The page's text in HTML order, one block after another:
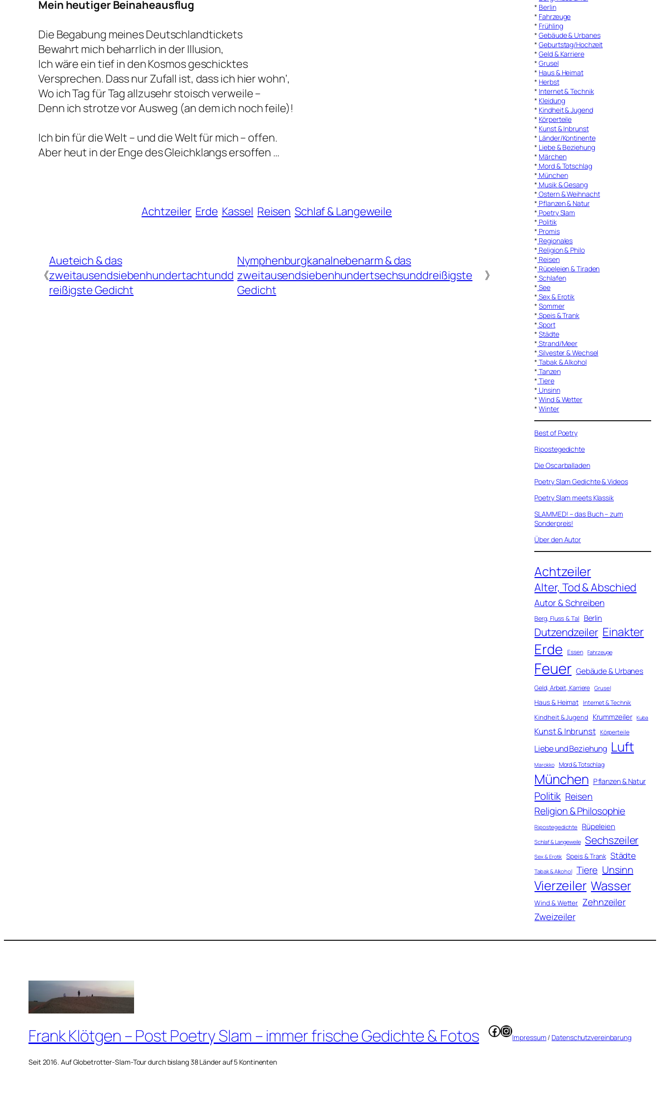
Mein heutiger Beinaheausflug
Die Begabung meines Deutschlandtickets
Bewahrt mich beharrlich in der Illusion,
Ich wäre ein tief in den Kosmos geschicktes
Versprechen. Dass nur Zufall ist, dass ich hier wohn‘,
Wo ich Tag für Tag allzusehr stoisch verweile –
Denn ich strotze vor Ausweg (an dem ich noch feile)!
Ich bin für die Welt – und die Welt für mich – offen.
Aber heut in der Enge des Gleichklangs ersoffen …
Achtzeiler Erde Kassel Reisen Schlaf & Langeweile
《
Aueteich & das
zweitausendsiebenhundertachtundd
reißigste Gedicht
Nymphenburgkanalnebenarm & das
zweitausendsiebenhundertsechsunddreißigste
Gedicht
》
* Berlin
* Fahrzeuge
* Frühling
*Gebäude & Urbanes
*Geburtstag/Hochzeit
*Geld & Karriere
*Grusel
* Haus & Heimat
* Herbst
* Internet & Technik
* Kleidung
* Kindheit & Jugend
* Körperteile
* Kunst & Inbrunst
* Länder/Kontinente
* Liebe & Beziehung
* Märchen
* Mord & Totschlag
* München
* Musik & Gesang
* Ostern & Weihnacht
* Pflanzen & Natur
* Poetry Slam
* Politik
* Promis
* Regionales
* Religion & Philo
* Reisen
* Rüpeleien & Tiraden
* Schlafen
* See
* Sex & Erotik
*Sommer
* Speis & Trank
* Sport
*Städte
* Strand/Meer
* Silvester & Wechsel
* Tabak & Alkohol
* Tanzen
* Tiere
* Unsinn
*Wind & Wetter
*Winter
Best of Poetry
Ripostegedichte
Die Oscarballaden
Poetry Slam Gedichte & Videos
Poetry Slam meets Klassik
SLAMMED! – das Buch – zum
Sonderpreis!
Über den Autor
Achtzeiler
Alter, Tod & Abschied
Autor & Schreiben
Berg, Fluss & Tal Berlin
Dutzendzeiler Einakter
Erde Essen Fahrzeuge
Feuer Gebäude & Urbanes
Geld, Arbeit, Karriere Grusel
Haus & Heimat Internet & Technik
Kindheit & Jugend Krummzeiler Kuba
Kunst & Inbrunst Körperteile
Liebe und Beziehung Luft
Marokko Mord & Totschlag
München Pflanzen & Natur
Politik Reisen
Religion & Philosophie
Ripostegedichte Rüpeleien
Schlaf & Langeweile Sechszeiler
Sex & Erotik Speis & Trank Städte
Tabak & Alkohol Tiere Unsinn
Vierzeiler Wasser
Wind & Wetter Zehnzeiler
Zweizeiler
Frank Klötgen – Post Poetry Slam – immer frische Gedichte & Fotos
Seit 2016. Auf Globetrotter-Slam-Tour durch bislang 38 Länder auf 5 Kontinenten
Facebook
Instagram
Impressum / Datenschutzvereinbarung